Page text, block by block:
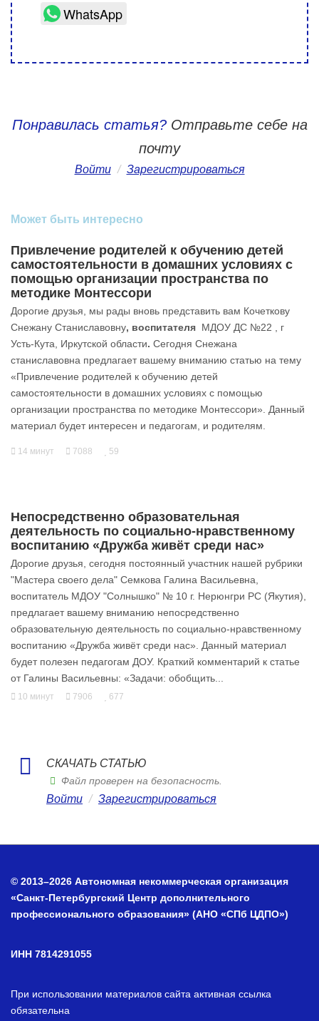
WhatsApp
Понравилась статья?Отправьте себе на
почту
Войти / Зарегистрироваться
Может быть интересно
Привлечение родителей к обучению детей
самостоятельности в домашних условиях с
помощью организации пространства по
методике Монтессори
Дорогие друзья, мы рады вновь представить вам Кочеткову
Снежану Станиславовну, воспитателя МДОУ ДС №22 , г
Усть-Кута, Иркутской области. Сегодня Снежана
станиславовна предлагает вашему вниманию статью на тему
«Привлечение родителей к обучению детей
самостоятельности в домашних условиях с помощью
организации пространства по методике Монтессори». Данный
материал будет интересен и педагогам, и родителям.
14 минут 7088 59
Непосредственно образовательная
деятельность по социально-нравственному
воспитанию «Дружба живёт среди нас»
Дорогие друзья, сегодня постоянный участник нашей рубрики
"Мастера своего дела" Семкова Галина Васильевна,
воспитатель МДОУ "Солнышко" № 10 г. Нерюнгри РС (Якутия),
предлагает вашему вниманию непосредственно
образовательную деятельность по социально-нравственному
воспитанию «Дружба живёт среди нас». Данный материал
будет полезен педагогам ДОУ. Краткий комментарий к статье
от Галины Васильевны: «Задачи: обобщить...
10 минут 7906 677
СКАЧАТЬ СТАТЬЮ
Файл проверен на безопасность.
Войти / Зарегистрироваться
© 2013–2026 Автономная некоммерческая организация
«Санкт-Петербургский Центр дополнительного
профессионального образования» (АНО «СПб ЦДПО»)
ИНН 7814291055
При использовании материалов сайта активная ссылка
обязательна